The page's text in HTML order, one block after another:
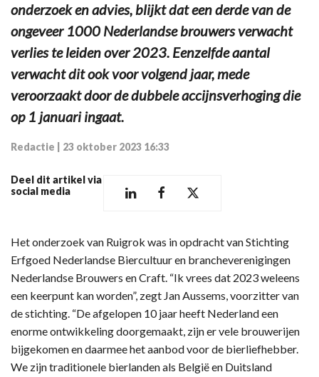
onderzoek en advies, blijkt dat een derde van de
ongeveer 1000 Nederlandse brouwers verwacht
verlies te leiden over 2023. Eenzelfde aantal
verwacht dit ook voor volgend jaar, mede
veroorzaakt door de dubbele accijnsverhoging die
op 1 januari ingaat.
Redactie 23 oktober 2023 16:33
Deel dit artikel via
social media
Het onderzoek van Ruigrok was in opdracht van Stichting
Erfgoed Nederlandse Biercultuur en brancheverenigingen
Nederlandse Brouwers en Craft. “Ik vrees dat 2023 weleens
een keerpunt kan worden”, zegt Jan Aussems, voorzitter van
de stichting. “De afgelopen 10 jaar heeft Nederland een
enorme ontwikkeling doorgemaakt, zijn er vele brouwerijen
bijgekomen en daarmee het aanbod voor de bierliefhebber.
We zijn traditionele bierlanden als België en Duitsland